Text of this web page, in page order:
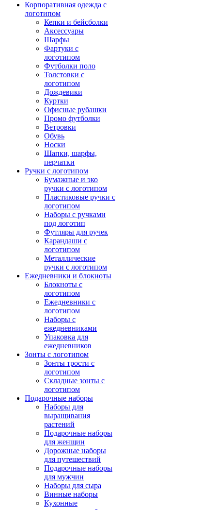
Корпоративная одежда с
логотипом
Кепки и бейсболки
Аксессуары
Шарфы
Фартуки с
логотипом
Футболки поло
Толстовки с
логотипом
Дождевики
Куртки
Офисные рубашки
Промо футболки
Ветровки
Обувь
Носки
Шапки, шарфы,
перчатки
Ручки с логотипом
Бумажные и эко
ручки с логотипом
Пластиковые ручки с
логотипом
Наборы с ручками
под логотип
Футляры для ручек
Карандаши с
логотипом
Металлические
ручки с логотипом
Ежедневники и блокноты
Блокноты с
логотипом
Ежедневники с
логотипом
Наборы с
ежедневниками
Упаковка для
ежедневников
Зонты с логотипом
Зонты трости с
логотипом
Складные зонты с
логотипом
Подарочные наборы
Наборы для
выращивания
растений
Подарочные наборы
для женщин
Дорожные наборы
для путешествий
Подарочные наборы
для мужчин
Наборы для сыра
Винные наборы
Кухонные